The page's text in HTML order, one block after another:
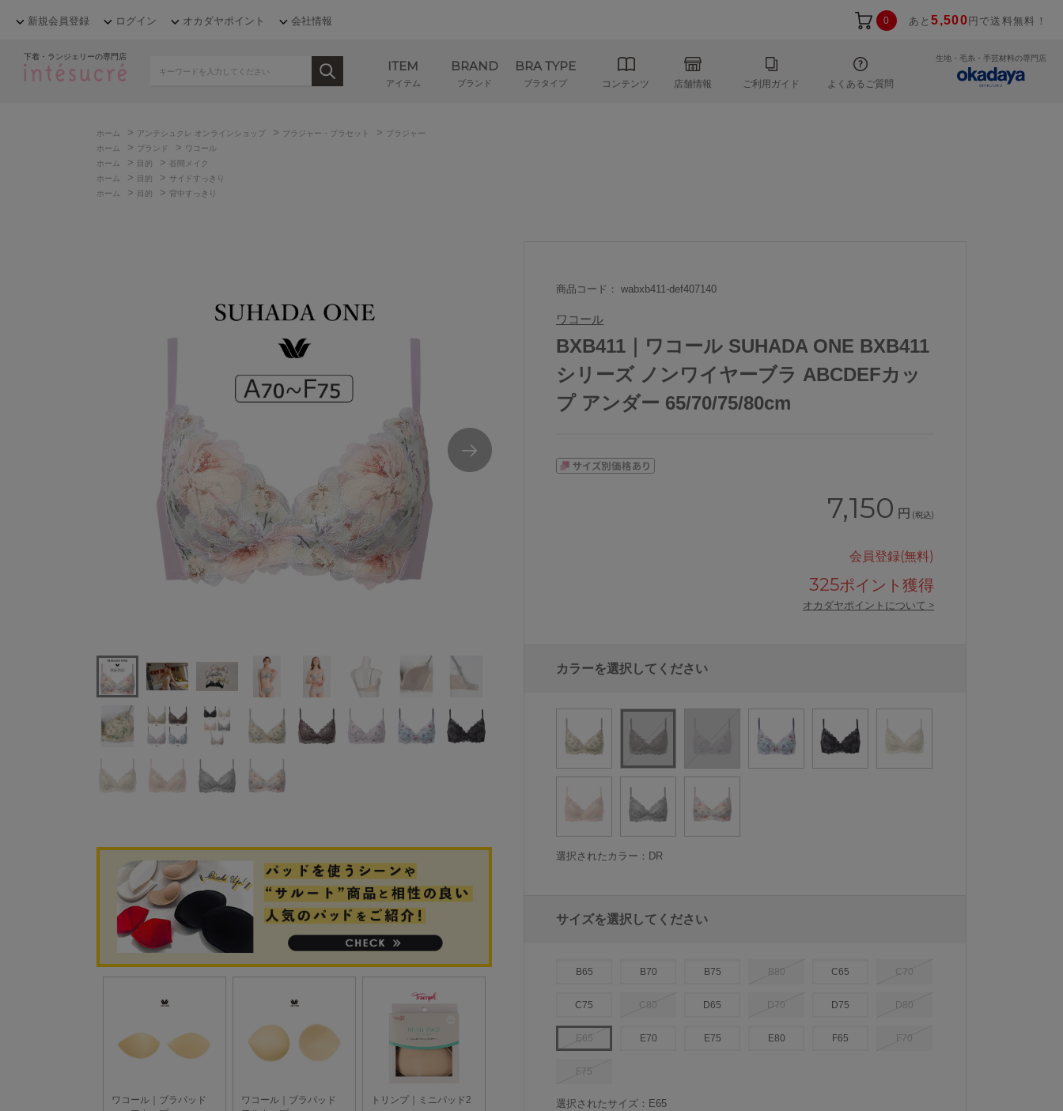
新規会員登録 ログイン オカダヤポイント 会社情報 0 あと5,500 円で送料無料！
下着・ランジェリーの専門店
ITEM
アイテム
BRAND
ブランド
BRA TYPE
ブラタイプ コンテンツ 店舗情報 ご利用ガイド よくあるご質問
生地・毛糸・手芸材料の専門店
ホーム > アンテシュクレ オンラインショップ > ブラジャー・ブラセット > ブラジャー
ホーム
> ブランド > ワコール
ホーム
> 目的 > 谷間メイク
ホーム
> 目的 > サイドすっきり
ホーム
> 目的 > 背中すっきり
商品コード： wabxb411-def407140
ワコール
BXB411｜ワコール SUHADA ONE BXB411
シリーズ ノンワイヤーブラ ABCDEFカッ
プ アンダー 65/70/75/80cm
7,150 円 (税込)
会員登録(無料)
325ポイント獲得
オカダヤポイントについて >
カラーを選択してください
選択されたカラー：DR
サイズを選択してください
B65 B70 B75 B80 C65 C70
C75 C80 D65 D70 D75 D80
E65 E70 E75 E80 F65 F70
F75
選択されたサイズ：E65